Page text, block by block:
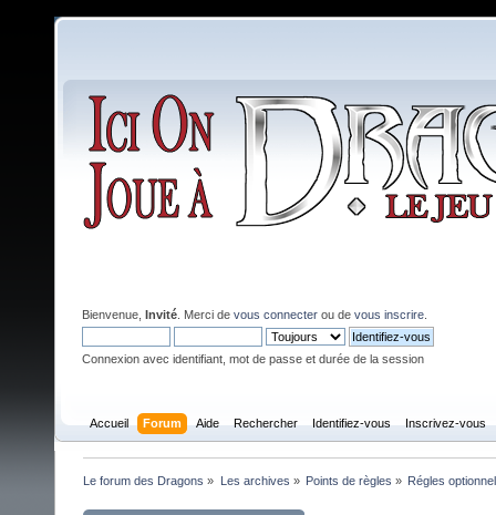
Bienvenue, Invité . Merci de vous connecter ou de vous inscrire
Connexion avec identifiant, mot de passe et durée de la session
Accueil Forum Aide Rechercher Identifiez-vous Inscrivez-vous
Le forum des Dragons » Les archives » Points de règles » Régles